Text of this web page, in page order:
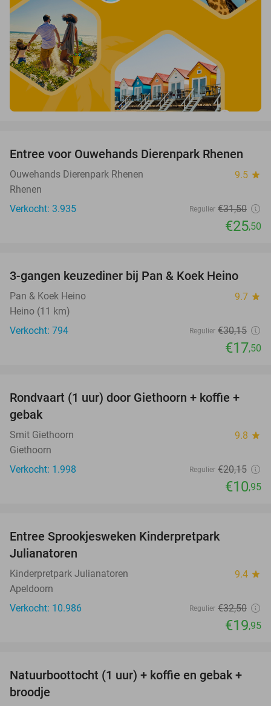
19%
Entree voor Ouwehands Dierenpark Rhenen
Ouwehands Dierenpark Rhenen 9.5 star
Rhenen
Verkocht: 3.935
Regulier €31,50
€25,50
42%
3-gangen keuzediner bij Pan & Koek Heino
Pan & Koek Heino 9.7 star
Heino (11 km)
Verkocht: 794
Regulier €30,15
€17,50
46%
Rondvaart (1 uur) door Giethoorn + koffie +
gebak
Smit Giethoorn 9.8 star
Giethoorn
Verkocht: 1.998
Regulier €20,15
€10,95
Entree Sprookjesweken Kinderpretpark
Julianatoren
Kinderpretpark Julianatoren 9.4 star
Apeldoorn
Verkocht: 10.986
Regulier €32,50
€19,95
47%
Natuurboottocht (1 uur) + koffie en gebak +
broodje